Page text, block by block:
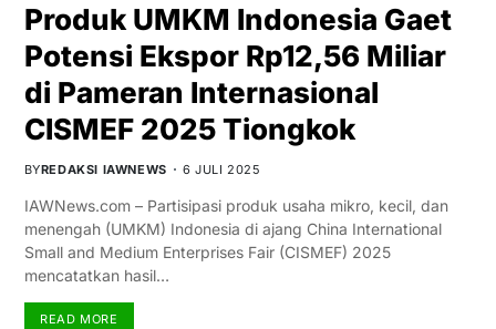
Produk UMKM Indonesia Gaet
Potensi Ekspor Rp12,56 Miliar
di Pameran Internasional
CISMEF 2025 Tiongkok
BYREDAKSI IAWNEWS 6 JULI 2025
IAWNews.com – Partisipasi produk usaha mikro, kecil, dan
menengah (UMKM) Indonesia di ajang China International
Small and Medium Enterprises Fair (CISMEF) 2025
mencatatkan hasil…
READ MORE